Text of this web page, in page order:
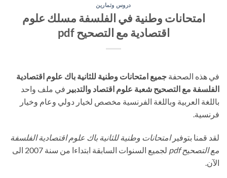
دروس وتمارين
امتحانات وطنية في الفلسفة مسلك علوم
اقتصادية مع التصحيح pdf
في هذه الصحفة جميع امتحانات وطنية للثانية باك علوم اقتصادية
الفلسفة مع التصحيح شعبة علوم اقتصاد والتدبير في ملف واحد
باللغة العربية وباللغة الفرنسية مخصص لخيار دولي وعام وخيار
فرنسية.
لقد قمنا بتوفيرامتحانات وطنية للثانية باك علوم اقتصادية الفلسفة
مع التصحيح pdf
لجميع السنوات السابقة ابتداءا من سنة 2007 الى
الآن.